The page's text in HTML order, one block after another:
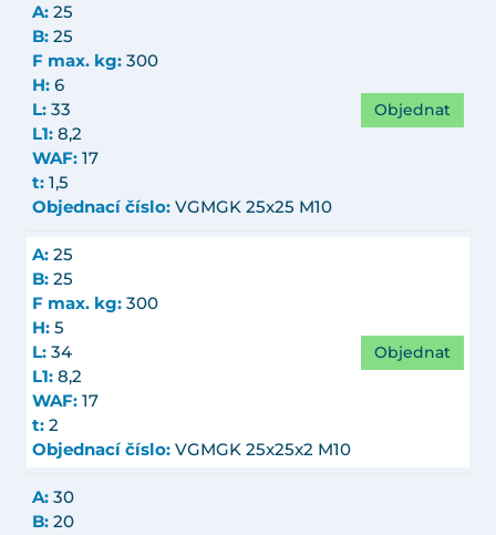
A: 25
B: 25
F max. kg: 300
H: 6
L: 33
L1: 8,2
WAF: 17
t: 1,5
Objednací číslo: VGMGK 25x25 M10
Objednat
A: 25
B: 25
F max. kg: 300
H: 5
L: 34
L1: 8,2
WAF: 17
t: 2
Objednací číslo: VGMGK 25x25x2 M10
Objednat
A: 30
B: 20